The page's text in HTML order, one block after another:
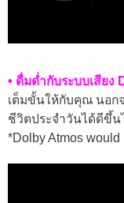
• ดื่มด่ำกับระบบเสียง
เต็มขั้นให้กับคุณ นอก
ชีวิตประจำวันได้ดีขึ้น
*Dolby Atmos would